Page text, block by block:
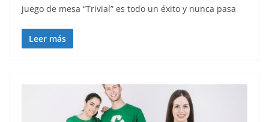
juego de mesa “Trivial” es todo un éxito y nunca pasa
Leer más